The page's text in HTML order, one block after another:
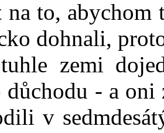
na to, abychom
dohnali,
zemi
- a oni
v